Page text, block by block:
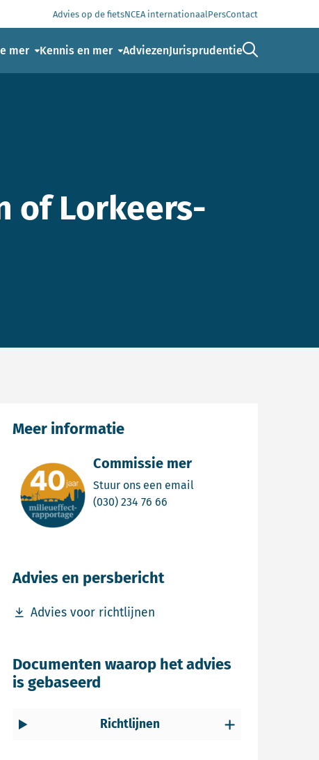
Advies op de fietsNCEA internationaalPersContact
mer Kennis en mer AdviezenJurisprudentie
of Lorkeers-
Commissie mer
Stuur ons een email
(030) 234 76 66
Meer informatie
Advies en persbericht
Advies voor richtlijnen
Download bestand Advies voor richtlijnen
Documenten waarop het advies
is gebaseerd
Richtlijnen